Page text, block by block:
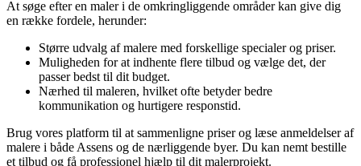
At søge efter en maler i de omkringliggende områder kan give dig
en række fordele, herunder:
Større udvalg af malere med forskellige specialer og priser.
Muligheden for at indhente flere tilbud og vælge det, der
passer bedst til dit budget.
Nærhed til maleren, hvilket ofte betyder bedre
kommunikation og hurtigere responstid.
Brug vores platform til at sammenligne priser og læse anmeldelser af
malere i både Assens og de nærliggende byer. Du kan nemt bestille
et tilbud og få professionel hjælp til dit malerprojekt.